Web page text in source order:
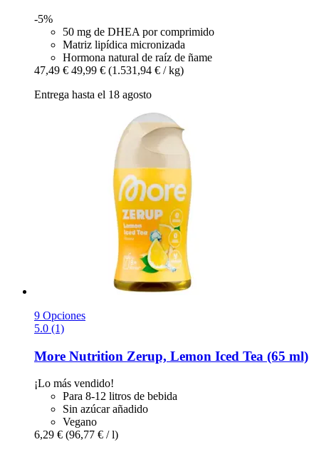
-5%
50 mg de DHEA por comprimido
Matriz lipídica micronizada
Hormona natural de raíz de ñame
47,49 € 49,99 € (1.531,94 € / kg)
Entrega hasta el 18 agosto
9 Opciones
5.0 (1)
More Nutrition Zerup, Lemon Iced Tea (65 ml)
¡Lo más vendido!
Para 8-12 litros de bebida
Sin azúcar añadido
Vegano
6,29 € (96,77 € / l)